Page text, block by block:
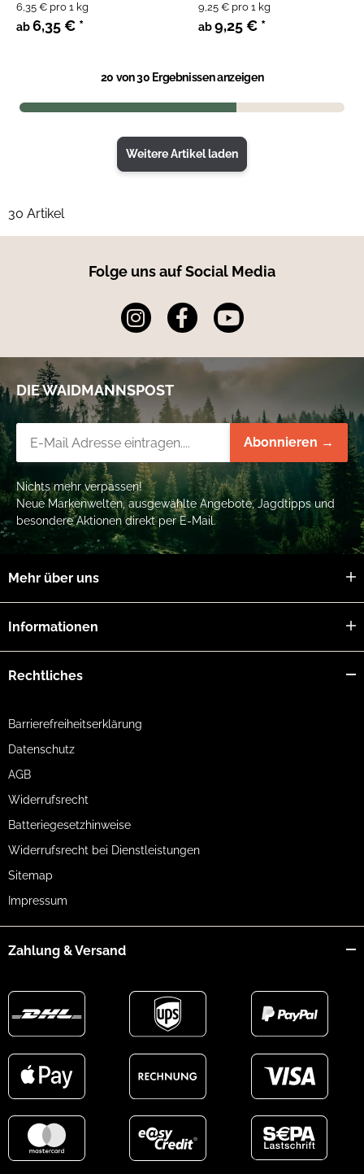
ab6,35 € *
6,35 € pro 1 kg
Insectum
ab9,25 € *
9,25 € pro 1 kg
20 von 30 Ergebnissen anzeigen
Weitere Artikel laden
30 Artikel
Folge uns auf Social Media
DIE WAIDMANNSPOST
Abonnieren →
Nichts mehr verpassen!
Neue Markenwelten, ausgewählte Angebote, Jagdtipps und
besondere Aktionen direkt per E-Mail.
Mehr über uns
Informationen
Rechtliches
Barrierefreiheitserklärung
Datenschutz
AGB
Widerrufsrecht
Batteriegesetzhinweise
Widerrufsrecht bei Dienstleistungen
Sitemap
Impressum
Zahlung & Versand